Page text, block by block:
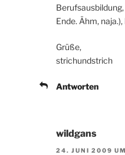
Ende. Ähm,
Grüße,
strichundstrich
Antworten
wildgans
24. JUNI 2009